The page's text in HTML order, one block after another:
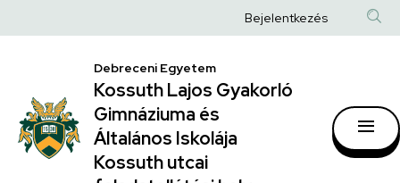
|
Kossuth
Lajos
Gyakorló
Gimnáziuma
a
Anonim
fiók
Bejelentkezés
Debreceni Egyetem
Kossuth Lajos Gyakorló
Gimnáziuma és
Általános Iskolája
Kossuth utcai